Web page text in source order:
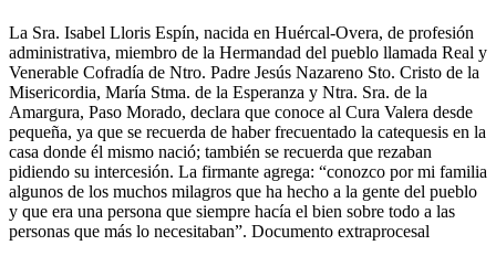
La Sra. Isabel Lloris Espín, nacida en Huércal-Overa, de profesión
administrativa, miembro de la Hermandad del pueblo llamada Real y
Venerable Cofradía de Ntro. Padre Jesús Nazareno Sto. Cristo de la
Misericordia, María Stma. de la Esperanza y Ntra. Sra. de la
Amargura, Paso Morado, declara que conoce al Cura Valera desde
pequeña, ya que se recuerda de haber frecuentado la catequesis en la
casa donde él mismo nació; también se recuerda que rezaban
pidiendo su intercesión. La firmante agrega: “conozco por mi familia
algunos de los muchos milagros que ha hecho a la gente del pueblo
y que era una persona que siempre hacía el bien sobre todo a las
personas que más lo necesitaban”. Documento extraprocesal